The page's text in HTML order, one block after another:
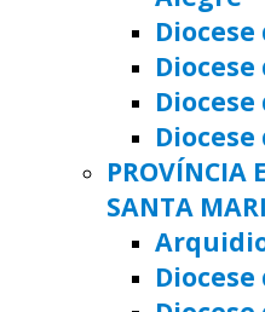
Diocese
PROVÍNCIA
SANTA